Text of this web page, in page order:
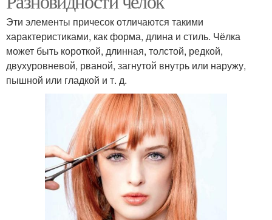
Эти элементы причесок отличаются такими
характеристиками, как форма, длина и стиль. Чёлка
может быть короткой, длинная, толстой, редкой,
двухуровневой, рваной, загнутой внутрь или наружу,
пышной или гладкой и т. д.